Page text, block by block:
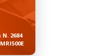
2684